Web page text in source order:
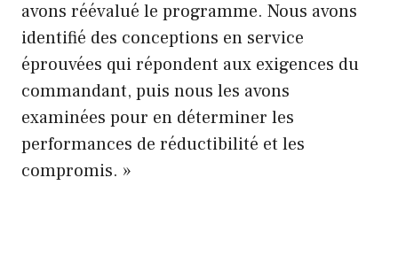
avons réévalué le programme. Nous avons
identifié des conceptions en service
éprouvées qui répondent aux exigences du
commandant, puis nous les avons
examinées pour en déterminer les
performances de réductibilité et les
compromis. »